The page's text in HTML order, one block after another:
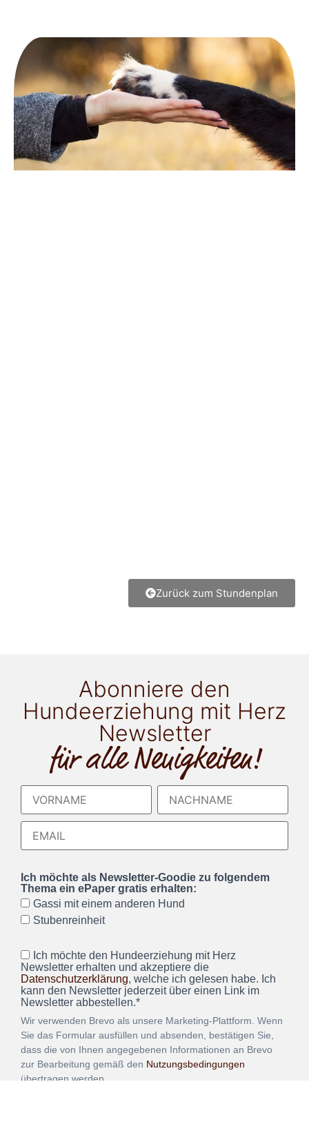
Zurück zum Stundenplan
Abonniere den
Hundeerziehung mit Herz
Newsletter
für alle Neuigkeiten!
Ich möchte als Newsletter-Goodie zu folgendem
Thema ein ePaper gratis erhalten:
Gassi mit einem anderen Hund
Stubenreinheit
Ich möchte den Hundeerziehung mit Herz
Newsletter erhalten und akzeptiere die
Datenschutzerklärung, welche ich gelesen habe. Ich
kann den Newsletter jederzeit über einen Link im
Newsletter abbestellen.*
Wir verwenden Brevo als unsere Marketing-Plattform. Wenn
Sie das Formular ausfüllen und absenden, bestätigen Sie,
dass die von Ihnen angegebenen Informationen an Brevo
zur Bearbeitung gemäß den Nutzungsbedingungen
übertragen werden.